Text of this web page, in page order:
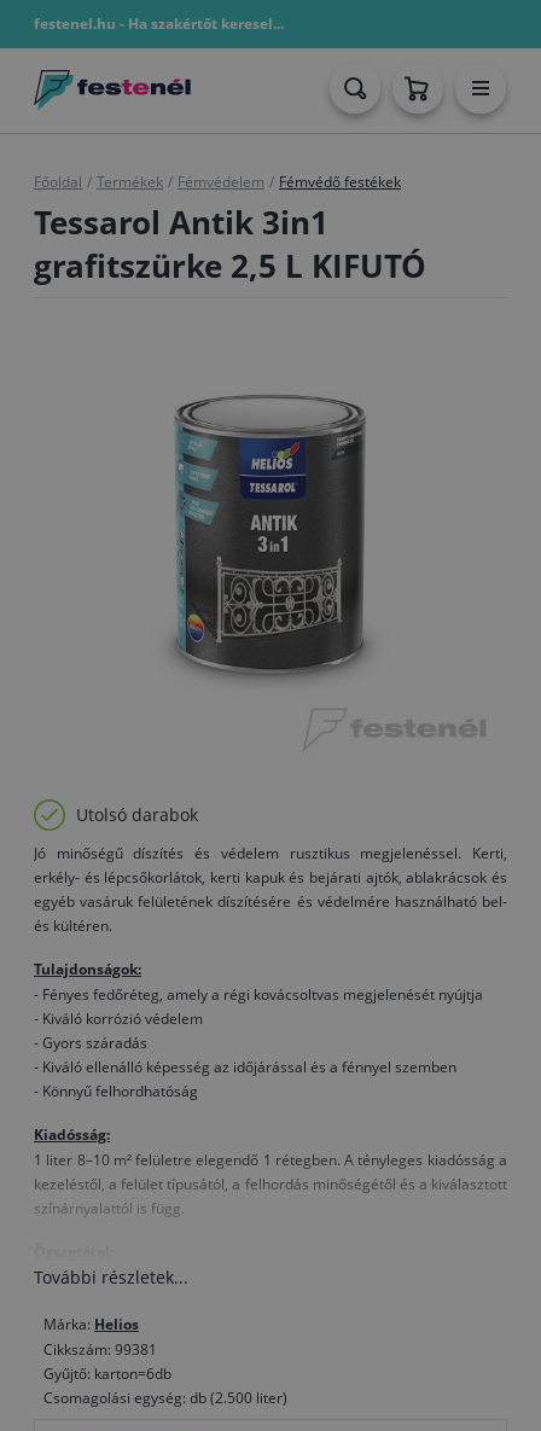
festenel.hu - Ha szakértőt keresel...
Főoldal / Termékek / Fémvédelem / Fémvédő festékek
Tessarol Antik 3in1
grafitszürke 2,5 L KIFUTÓ
Utolsó darabok
Jó minőségű díszítés és védelem rusztikus megjelenéssel. Kerti,
erkély- és lépcsőkorlátok, kerti kapuk és bejárati ajtók, ablakrácsok és
egyéb vasáruk felületének díszítésére és védelmére használható bel-
és kültéren.
Tulajdonságok:
- Fényes fedőréteg, amely a régi kovácsoltvas megjelenését nyújtja
- Kiváló korrózió védelem
- Gyors száradás
- Kiváló ellenálló képesség az időjárással és a fénnyel szemben
- Könnyű felhordhatóság
Kiadósság:
1 liter 8–10 m² felületre elegendő 1 rétegben. A tényleges kiadósság a
kezeléstől, a felület típusától, a felhordás minőségétől és a kiválasztott
színárnyalattól is függ.
módosított alkid kötőanyag, oldószer
Száradás(T= +20 °C, rel. páratartalom 65%):
Porszáraz kb. 1 óra után, tapintásszárad kb. 4-6 óra, újrafesthető 24
óra múlva. A száradási idő alacsonyabb hőmérsékleten és magasabb
relatív páratartalom mellett hosszabb.
További részletek...
Márka: Helios
Cikkszám: 99381
Gyűjtő: karton=6db
Csomagolási egység: db (2.500 liter)